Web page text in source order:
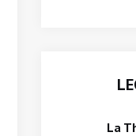
La